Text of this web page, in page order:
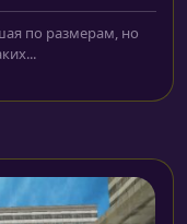
по размерам, но